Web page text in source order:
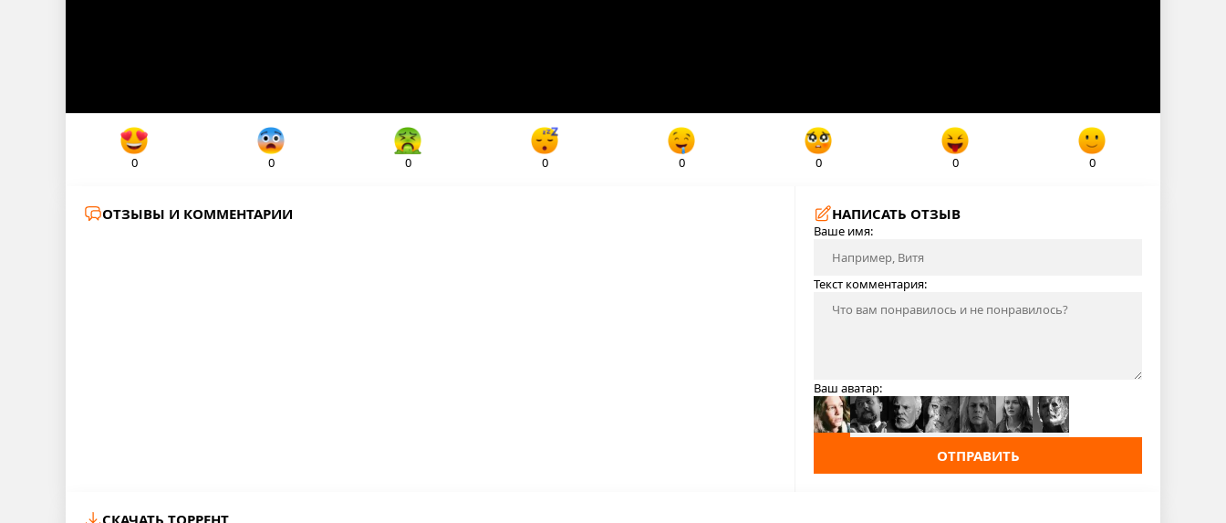
0 0 0 0 0 0 0 0
ОТЗЫВЫ И КОММЕНТАРИИ НАПИСАТЬ ОТЗЫВ
Ваше имя:
Текст комментария:
Ваш аватар:
ОТПРАВИТЬ
СКАЧАТЬ ТОРРЕНТ